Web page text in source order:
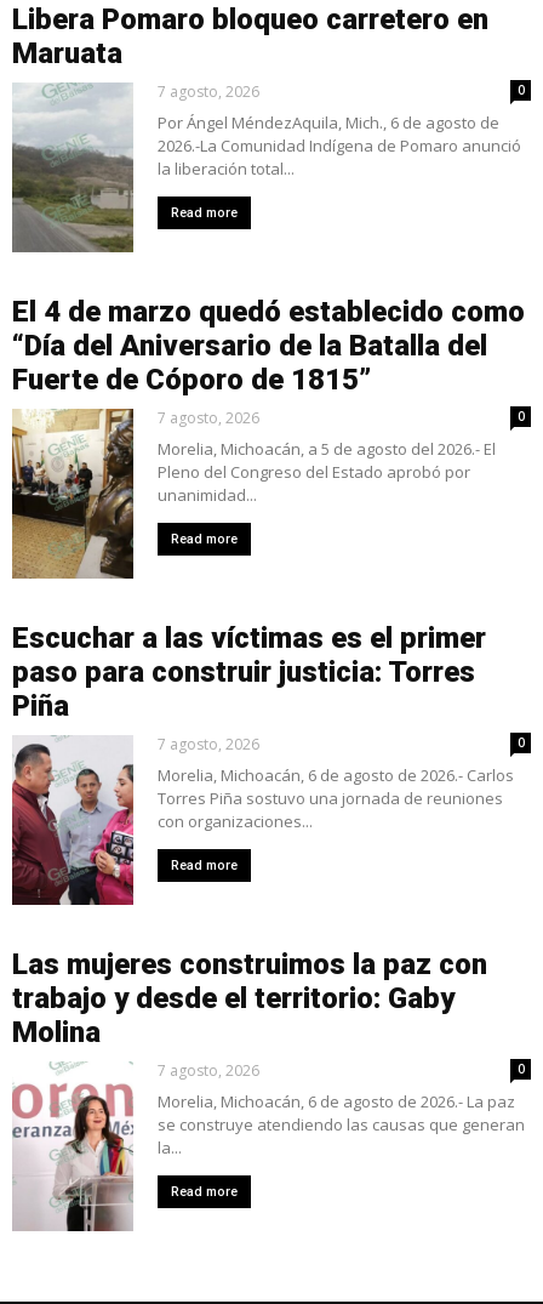
Libera Pomaro bloqueo carretero en
Maruata
7 agosto, 2026 0
Por Ángel MéndezAquila, Mich., 6 de agosto de
2026.-La Comunidad Indígena de Pomaro anunció
la liberación total...
Read more
El 4 de marzo quedó establecido como
“Día del Aniversario de la Batalla del
Fuerte de Cóporo de 1815”
7 agosto, 2026 0
Morelia, Michoacán, a 5 de agosto del 2026.- El
Pleno del Congreso del Estado aprobó por
unanimidad...
Read more
Escuchar a las víctimas es el primer
paso para construir justicia: Torres
Piña
7 agosto, 2026 0
Morelia, Michoacán, 6 de agosto de 2026.- Carlos
Torres Piña sostuvo una jornada de reuniones
con organizaciones...
Read more
Las mujeres construimos la paz con
trabajo y desde el territorio: Gaby
Molina
7 agosto, 2026 0
Morelia, Michoacán, 6 de agosto de 2026.- La paz
se construye atendiendo las causas que generan
la...
Read more